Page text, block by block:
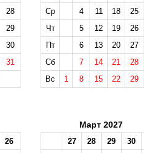
28
29
30
31
Ср
4 11 18
25
Чт
5 12 19
26
Пт
6 13 20
27
Сб
7 14 21
28
Вс
1 8 15 22 29
26
Март 2027
27 28 29 30